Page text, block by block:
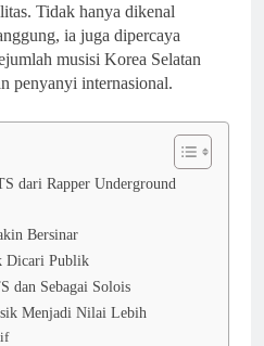
Tidak hanya dikenal
ia juga dipercaya
musisi Korea Selatan
penyanyi internasional.
dari Rapper Underground
Bersinar
Dicari Publik
dan Sebagai Solois
Menjadi Nilai Lebih